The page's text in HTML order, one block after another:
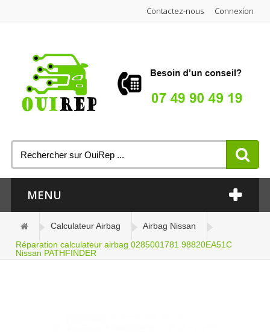
Connexion
Contactez-nous
MENU
Calculateur Airbag
Airbag Nissan
Réparation calculateur airbag 0285001781 98820EA51C
Nissan PATHFINDER